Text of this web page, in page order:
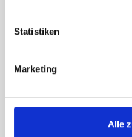
Statistiken
Marketing
Alle